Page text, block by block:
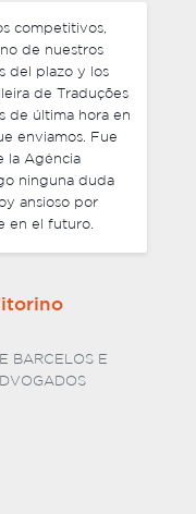
la calidad de
Traduções
de calidad de
y su
del proyecto.
Brasileira de
exigentes que
PROGRAMAS Y
MUJERES